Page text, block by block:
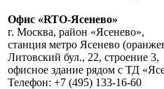
Офис «RTO-Ясенево»
г. Москва, район «Ясенево»,
станция метро Ясенево
Литовский бул., 22, строение 3,
офисное здание рядом с ТД
Телефон: +7 (495) 133-16-60